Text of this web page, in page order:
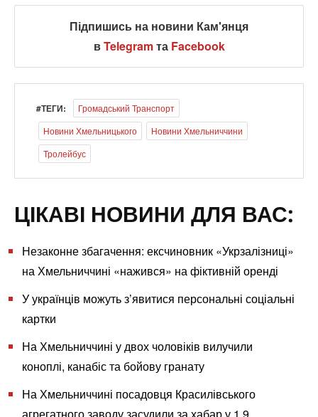
Підпишись на новини Кам'янця
вTelegramта Facebook
#ТЕГИ:
Громадський Транспорт
Новини Хмельницького
Новини Хмельниччини
Тролейбус
ЦІКАВІ НОВИНИ ДЛЯ ВАС:
Незаконне збагачення: ексчиновник «Укрзалізниці»
на Хмельниччині «нажився» на фіктивній оренді
У українців можуть з’явитися персональні соціальні
картки
На Хмельниччині у двох чоловіків вилучили
коноплі, канабіс та бойову гранату
На Хмельниччині посадовця Красилівського